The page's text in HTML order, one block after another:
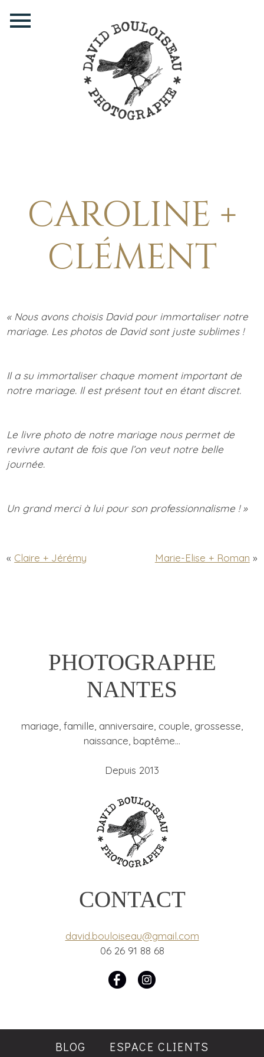
CAROLINE +
CLÉMENT
« Nous avons choisis David pour immortaliser notre
mariage. Les photos de David sont juste sublimes !
Il a su immortaliser chaque moment important de
notre mariage. Il est présent tout en étant discret.
Le livre photo de notre mariage nous permet de
revivre autant de fois que l’on veut notre belle
journée.
Un grand merci à lui pour son professionnalisme ! »
« Claire + Jérémy Marie-Elise + Roman »
PHOTOGRAPHE
NANTES
mariage, famille, anniversaire, couple, grossesse,
naissance, baptême…
Depuis 2013
CONTACT
david.bouloiseau@gmail.com
06 26 91 88 68
BLOG ESPACE CLIENTS